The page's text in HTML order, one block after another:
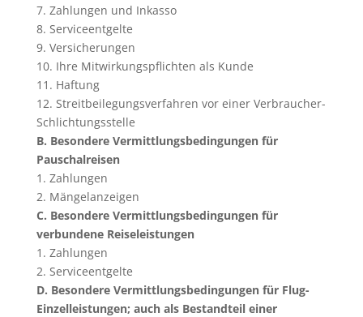
7. Zahlungen und Inkasso
8. Serviceentgelte
9. Versicherungen
10. Ihre Mitwirkungspflichten als Kunde
11. Haftung
12. Streitbeilegungsverfahren vor einer Verbraucher-
Schlichtungsstelle
B. Besondere Vermittlungsbedingungen für
Pauschalreisen
1. Zahlungen
2. Mängelanzeigen
C. Besondere Vermittlungsbedingungen für
verbundene Reiseleistungen
1. Zahlungen
2. Serviceentgelte
D. Besondere Vermittlungsbedingungen für Flug-
Einzelleistungen; auch als Bestandteil einer